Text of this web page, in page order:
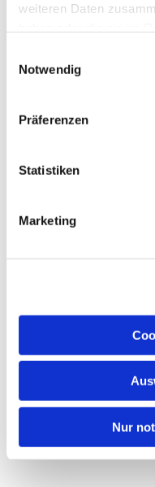
weiteren Daten
Notwendig
Präferenzen
Statistiken
Marketing
Nur
Uhr
Westraum in
Frankenallee
Main
Sonja Karl,